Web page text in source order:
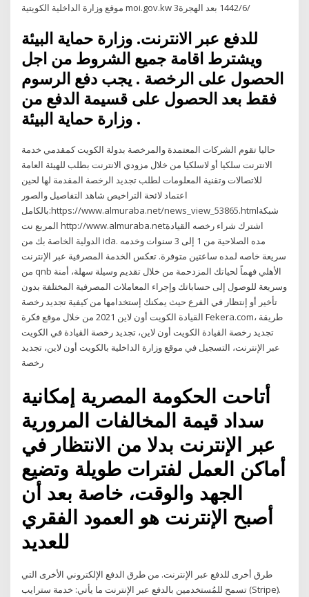
موقع وزارة الداخلية الكويتية moi.gov.kw 3‏‏/6‏‏/1442 بعد الهجرة
للدفع عبر الانترنت. وزارة حماية البيئة
ويشترط اقامة جميع الشروط من اجل
الحصول على الرخصة . يجب دفع الرسوم
فقط بعد الحصول على قسيمة الدفع من
وزارة حماية البيئة .
حاليا تقوم الشركات المعتمدة والمرخصة بدولة الكويت كمقدمي خدمة
الانترنت سلكيا أو لاسلكيا من خلال مزودي الانترنت بطلب للهيئة العامة
للاتصالات وتقنية المعلومات لطلب تجديد الرخصة المقدمة لها لحين
اعتماد لائحة التراخيص شاهد التفاصيل والصور
بالكامل:https://www.almuraba.net/news_view_53865.htmlشبكة
المربع نت http://www.almuraba.netاشترك شراء رخصه القيادة
الدولية الخاصة بك من ida. مده الصلاحية من 1 إلى 3 سنوات وخدمه
سريعة خاصه لمده ساعتين متوفرة. تعكس الخدمة المصرفية عبر الإنترنت
من qnb الأهلي فهماً لحياتك المزدحمة من خلال تقديم وسيلة سهلة، أمنة
وسريعة للوصول إلى حساباتك وإجراء المعاملات المصرفية المختلفة بدون
تأخير أو إنتظار في الفرع حيث يمكنك إستخدامها من كيفية تجديد رخصة
القيادة الكويت أون لاين 2021 من خلال موقع فكرة Fekera.com، طريقة
تجديد رخصة القيادة الكويت أون لاين، تجديد رخصة القيادة في الكويت
عبر الإنترنت، التسجيل في موقع وزارة الداخلية بالكويت أون لاين، تجديد
رخصة
أتاحت الحكومة المصرية إمكانية
سداد قيمة المخالفات المرورية
عبر الإنترنت بدلا من الانتظار في
أماكن العمل لفترات طويلة وتضيع
الجهد والوقت، خاصة بعد أن
أصبح الإنترنت هو العمود الفقري
للعديد
طرق أخرى للدفع عبر الإنترنت. من طرق الدفع الإلكتروني الأخرى التي
تسمح للمُستخدمين بالدفع عبر الإنترنت ما يأتي: خدمة سترايب (Stripe).